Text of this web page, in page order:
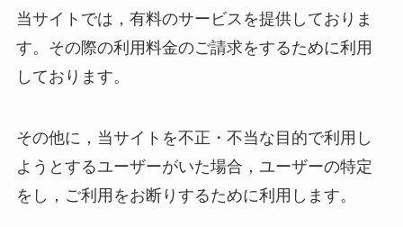
当サイトでは，有料のサービスを提供しておりま
す。その際の利用料金のご請求をするために利用
しております。
その他に，当サイトを不正・不当な目的で利用し
ようとするユーザーがいた場合，ユーザーの特定
をし，ご利用をお断りするために利用します。